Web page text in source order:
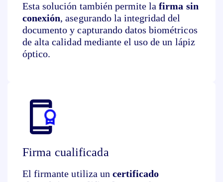
Esta solución también permite lafirma sin
conexión, asegurando la integridad del
documento y capturando datos biométricos
de alta calidad mediante el uso de un lápiz
óptico.
Firma cualificada
El firmante utiliza un certificado